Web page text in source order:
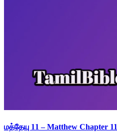
மத்தேயு 11 – Matthew Chapter 11